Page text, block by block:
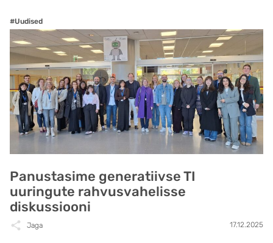
#Uudised
Panustasime generatiivse TI
uuringute rahvusvahelisse
diskussiooni
Jaga 17.12.2025